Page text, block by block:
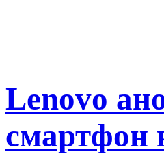
Lenovo
смартфон